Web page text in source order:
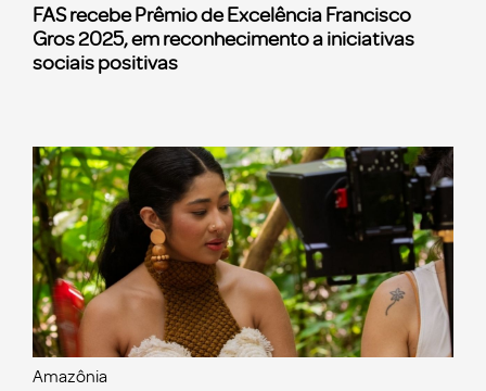
FAS recebe Prêmio de Excelência Francisco
Gros 2025, em reconhecimento a iniciativas
sociais positivas
Amazônia